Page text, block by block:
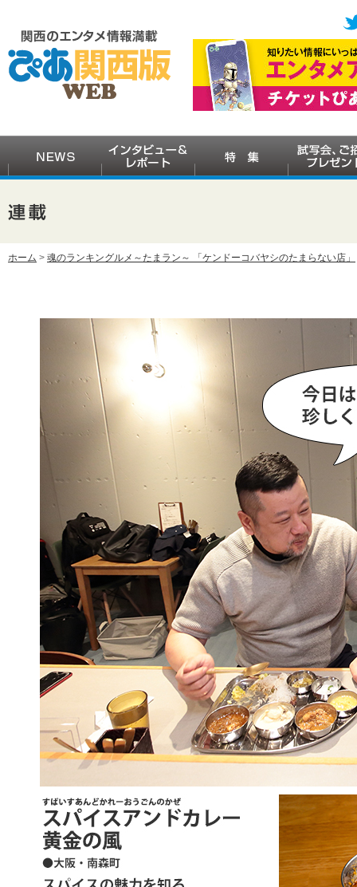
ホーム > 魂のランキングルメ～たまラン～ 「ケンドーコバヤシのたまらない店」